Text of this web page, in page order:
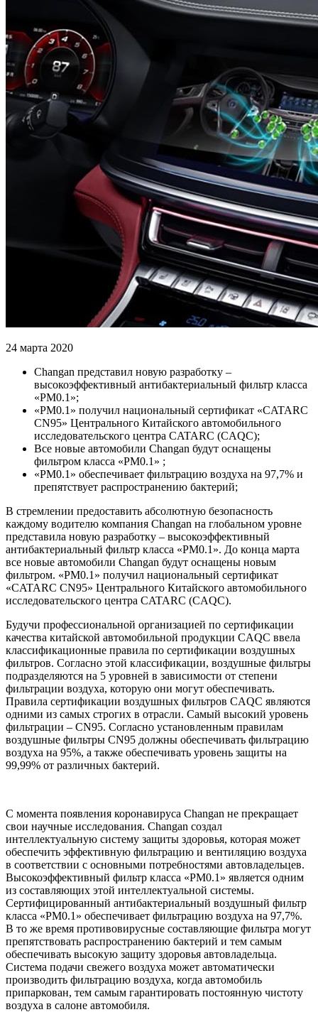
24 марта 2020
Changan представил новую разработку –
высокоэффективный антибактериальный фильтр класса
«PM0.1»;
«PM0.1» получил национальный сертификат «CATARC
CN95» Центрального Китайского автомобильного
исследовательского центра CATARC (CAQC);
Все новые автомобили Changan будут оснащены
фильтром класса «PM0.1» ;
«PM0.1» обеспечивает фильтрацию воздуха на 97,7% и
препятствует распространению бактерий;
В стремлении предоставить абсолютную безопасность
каждому водителю компания Changan на глобальном уровне
представила новую разработку – высокоэффективный
антибактериальный фильтр класса «PM0.1». До конца марта
все новые автомобили Changan будут оснащены новым
фильтром. «PM0.1» получил национальный сертификат
«CATARC CN95» Центрального Китайского автомобильного
исследовательского центра CATARC (CAQC).
Будучи профессиональной организацией по сертификации
качества китайской автомобильной продукции CAQC ввела
классификационные правила по сертификации воздушных
фильтров. Согласно этой классификации, воздушные фильтры
подразделяются на 5 уровней в зависимости от степени
фильтрации воздуха, которую они могут обеспечивать.
Правила сертификации воздушных фильтров CAQC являются
одними из самых строгих в отрасли. Самый высокий уровень
фильтрации – CN95. Согласно установленным правилам
воздушные фильтры CN95 должны обеспечивать фильтрацию
воздуха на 95%, а также обеспечивать уровень защиты на
99,99% от различных бактерий.
С момента появления коронавируса Changan не прекращает
свои научные исследования. Changan создал
интеллектуальную систему защиты здоровья, которая может
обеспечить эффективную фильтрацию и вентиляцию воздуха
в соответствии с основными потребностями автовладельцев.
Высокоэффективный фильтр класса «PM0.1» является одним
из составляющих этой интеллектуальной системы.
Сертифицированный антибактериальный воздушный фильтр
класса «PM0.1» обеспечивает фильтрацию воздуха на 97,7%.
В то же время противовирусные составляющие фильтра могут
препятствовать распространению бактерий и тем самым
обеспечивать высокую защиту здоровья автовладельца.
Система подачи свежего воздуха может автоматически
производить фильтрацию воздуха, когда автомобиль
припаркован, тем самым гарантировать постоянную чистоту
воздуха в салоне автомобиля.